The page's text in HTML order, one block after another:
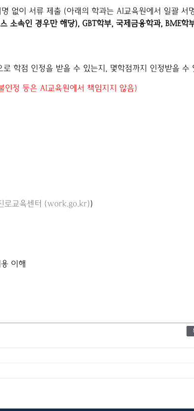
없이 서류 제출 (아래의 학과는 AI교육원에서 일괄 서
소속인 경우만 해당), GBT학부, 국제금융학과, BME학
학점 인정을 받을 수 있는지, 몇학점까지 인정받을 수
인정 등은 AI교육원에서 책임지지 않음)
로교육센터 (work.go.kr))
이해